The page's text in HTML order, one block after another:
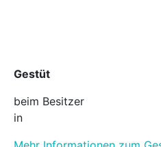
Gestüt
beim Besitzer
in